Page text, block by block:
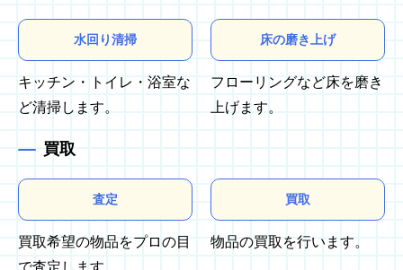
水回り清掃
キッチン・トイレ・浴室な
ど清掃します。
床の磨き上げ
フローリングなど床を磨き
上げます。
買取
査定
買取希望の物品をプロの目
買取
物品の買取を行います。